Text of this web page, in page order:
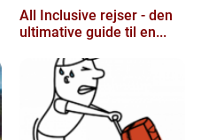
All Inclusive rejser - den
ultimative guide til en...